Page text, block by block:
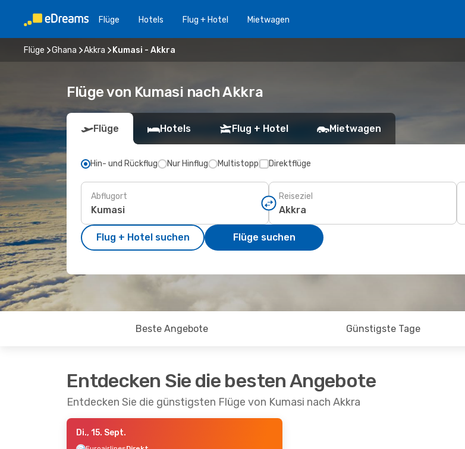
Flüge Hotels Flug + Hotel Mietwagen
Flüge Ghana Akkra Kumasi - Akkra
Flüge von Kumasi nach Akkra
Flüge Hotels Flug + Hotel Mietwagen
Hin- und Rückflug Nur Hinflug Multistopp Direktflüge
Abflugort Reiseziel
Flug + Hotel suchen Flüge suchen
Beste Angebote Günstigste Tage
Entdecken Sie die besten Angebote
Entdecken Sie die günstigsten Flüge von Kumasi nach Akkra
Di., 15. Sept.